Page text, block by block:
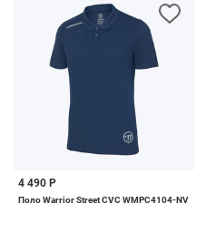
4 490 Р
Поло Warrior Street CVC WMPC4104-NV